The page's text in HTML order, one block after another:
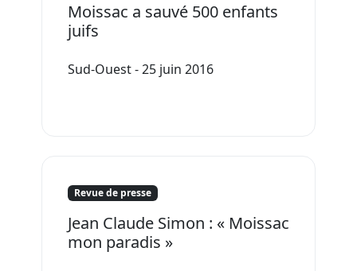
Moissac a sauvé 500 enfants
juifs
Sud-Ouest - 25 juin 2016
Revue de presse
Jean Claude Simon : « Moissac
mon paradis »